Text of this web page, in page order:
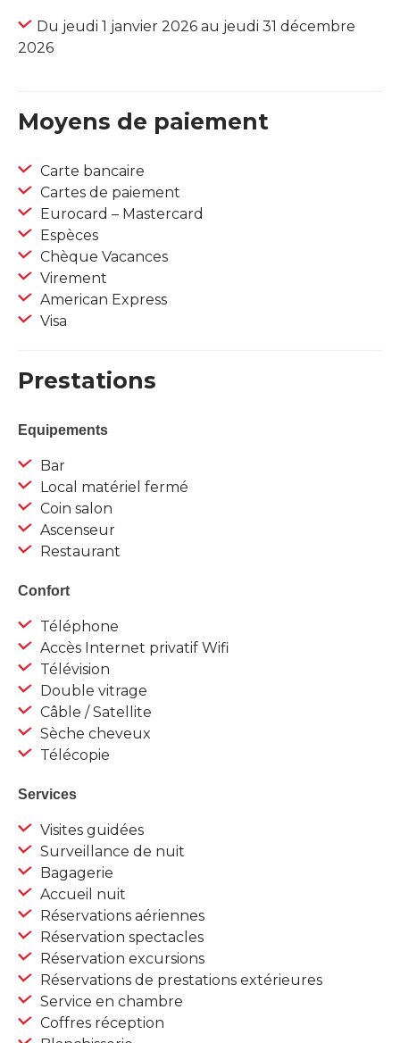
Du jeudi 1 janvier 2026 au jeudi 31 décembre
2026
Moyens de paiement
Carte bancaire
Cartes de paiement
Eurocard – Mastercard
Espèces
Chèque Vacances
Virement
American Express
Visa
Prestations
Equipements
Bar
Local matériel fermé
Coin salon
Ascenseur
Restaurant
Confort
Téléphone
Accès Internet privatif Wifi
Télévision
Double vitrage
Câble / Satellite
Sèche cheveux
Télécopie
Services
Visites guidées
Surveillance de nuit
Bagagerie
Accueil nuit
Réservations aériennes
Réservation spectacles
Réservation excursions
Réservations de prestations extérieures
Service en chambre
Coffres réception